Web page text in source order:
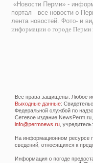
«Новости Перми» -
портал - все новости о
лента новостей. Фото- и
информации о городе Перми
Все права защищены. Любое
Выходные данные:
Федеральной службой по
Сетевое издание
info@permnews.ru ,
На информационном ресурсе
сведений, относящихся к
Информация о погоде